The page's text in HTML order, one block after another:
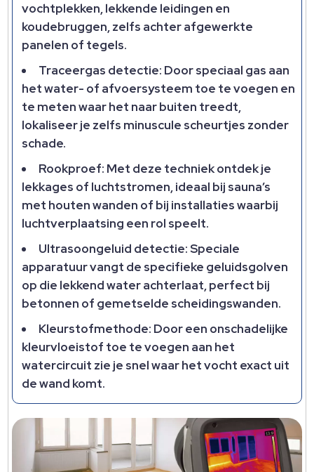
vochtplekken, lekkende leidingen en
koudebruggen, zelfs achter afgewerkte
panelen of tegels.
Traceergas detectie: Door speciaal gas aan
het water- of afvoersysteem toe te voegen en
te meten waar het naar buiten treedt,
lokaliseer je zelfs minuscule scheurtjes zonder
schade.
Rookproef: Met deze techniek ontdek je
lekkages of luchtstromen, ideaal bij sauna’s
met houten wanden of bij installaties waarbij
luchtverplaatsing een rol speelt.
Ultrasoongeluid detectie: Speciale
apparatuur vangt de specifieke geluidsgolven
op die lekkend water achterlaat, perfect bij
betonnen of gemetselde scheidingswanden.
Kleurstofmethode: Door een onschadelijke
kleurvloeistof toe te voegen aan het
watercircuit zie je snel waar het vocht exact uit
de wand komt.